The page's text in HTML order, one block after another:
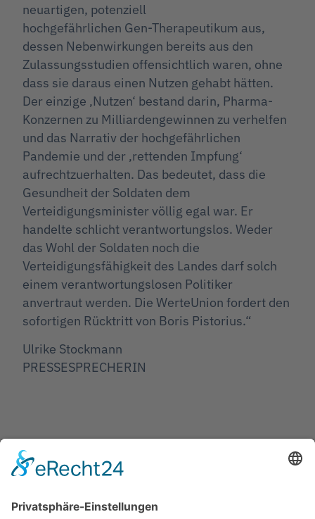
neuartigen, potenziell
hochgefährlichen Gen-Therapeutikum aus,
dessen Nebenwirkungen bereits aus den
Zulassungsstudien offensichtlich waren, ohne
dass sie daraus einen Nutzen gehabt hätten.
Der einzige ‚Nutzen‘ bestand darin, Pharma-
Konzernen zu Milliardengewinnen zu verhelfen
und das Narrativ der hochgefährlichen
Pandemie und der ‚rettenden Impfung‘
aufrechtzuerhalten. Das bedeutet, dass die
Gesundheit der Soldaten dem
Verteidigungsminister völlig egal war. Er
handelte schlicht verantwortungslos. Weder
das Wohl der Soldaten noch die
Verteidigungsfähigkeit des Landes darf solch
einem verantwortungslosen Politiker
anvertraut werden. Die WerteUnion fordert den
sofortigen Rücktritt von Boris Pistorius.“
Ulrike Stockmann
PRESSESPRECHERIN
Jetzt teilen
Facebook Twitter